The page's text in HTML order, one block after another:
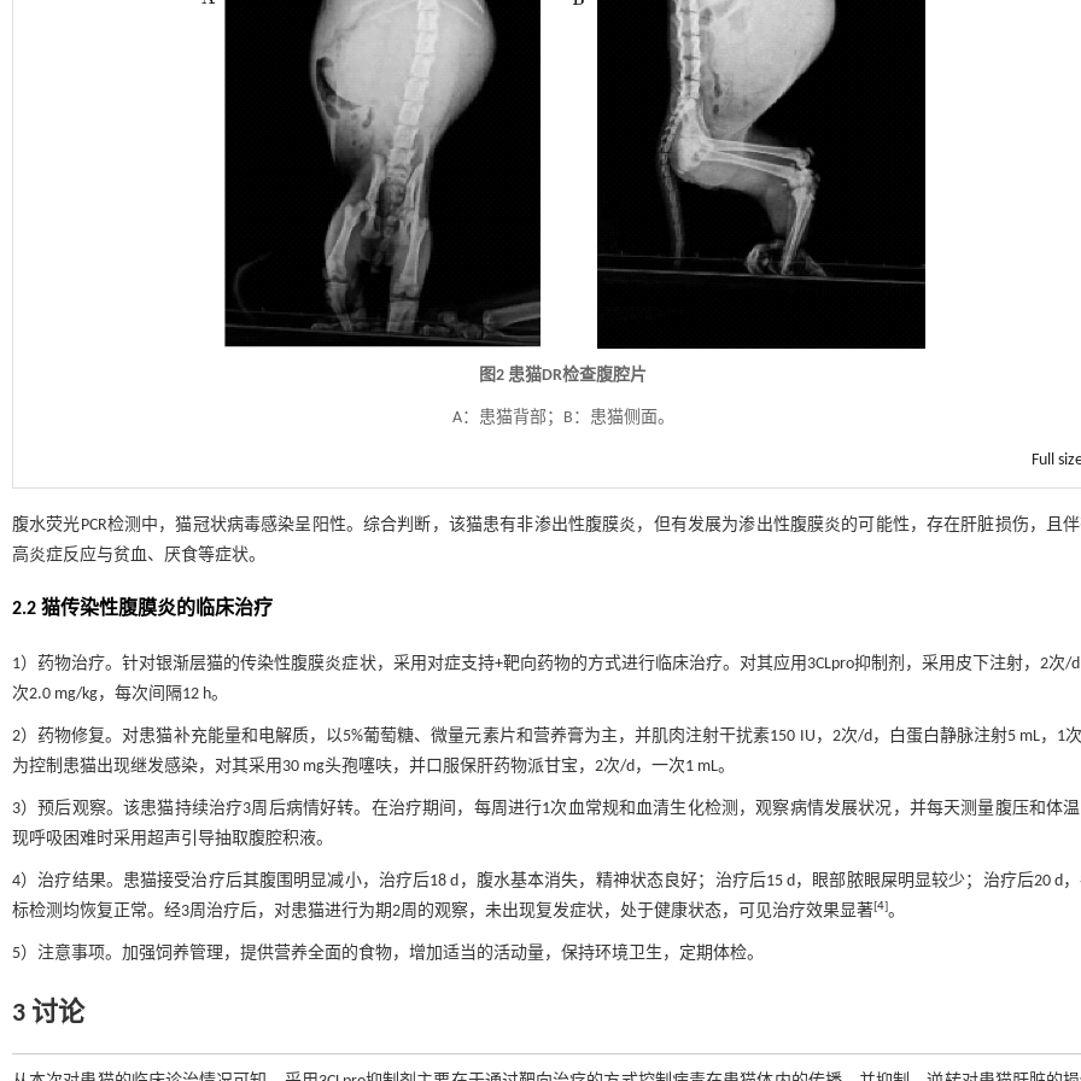
图2 患猫DR检查腹腔片
A：患猫背部；B：患猫侧面。
Full
腹水荧光PCR检测中，猫冠状病毒感染呈阳性。综合判断，该猫患有非渗出性腹膜炎，但有发展为渗出性腹膜炎的可能性，存在肝脏损伤，且
高炎症反应与贫血、厌食等症状。
2.2 猫传染性腹膜炎的临床治疗
1）药物治疗。针对银渐层猫的传染性腹膜炎症状，采用对症支持+靶向药物的方式进行临床治疗。对其应用3CLpro抑制剂，采用皮下注射，2次/
次2.0 mg/kg，每次间隔12 h。
2）药物修复。对患猫补充能量和电解质，以5%葡萄糖、微量元素片和营养膏为主，并肌肉注射干扰素150 IU，2次/d，白蛋白静脉注射5 mL，1
为控制患猫出现继发感染，对其采用30 mg头孢噻呋，并口服保肝药物派甘宝，2次/d，一次1 mL。
3）预后观察。该患猫持续治疗3周后病情好转。在治疗期间，每周进行1次血常规和血清生化检测，观察病情发展状况，并每天测量腹压和体
现呼吸困难时采用超声引导抽取腹腔积液。
4）治疗结果。患猫接受治疗后其腹围明显减小，治疗后18 d，腹水基本消失，精神状态良好；治疗后15 d，眼部脓眼屎明显较少；治疗后20 d
标检测均恢复正常。经3周治疗后，对患猫进行为期2周的观察，未出现复发症状，处于健康状态，可见治疗效果显著[4]。
5）注意事项。加强饲养管理，提供营养全面的食物，增加适当的活动量，保持环境卫生，定期体检。
3 讨论